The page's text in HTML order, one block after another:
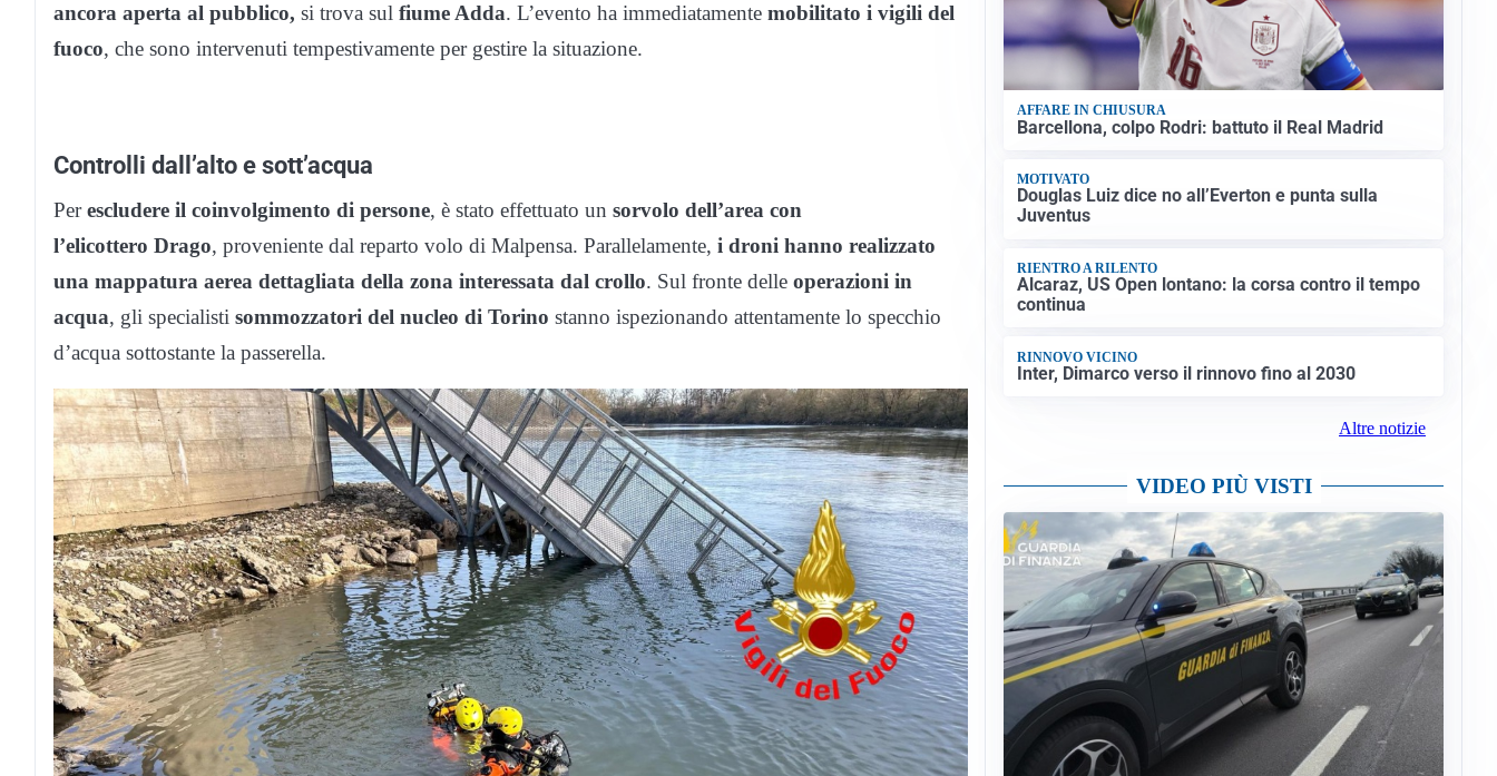
ancora aperta al pubblico, si trova sul fiume Adda. L’evento ha immediatamente mobilitato i vigili del
fuoco, che sono intervenuti tempestivamente per gestire la situazione.
Controlli dall’alto e sott’acqua
Perescludere il coinvolgimento di persone, è stato effettuato un sorvolo dell’area con
l’elicottero Drago, proveniente dal reparto volo di Malpensa. Parallelamente, i droni hanno realizzato
una mappatura aerea dettagliata della zona interessata dal crollo. Sul fronte delle operazioni in
acqua, gli specialisti sommozzatori del nucleo di Torino stanno ispezionando attentamente lo specchio
d’acqua sottostante la passerella.
AFFARE IN CHIUSURA
Barcellona, colpo Rodri: battuto il Real Madrid
MOTIVATO
Douglas Luiz dice no all’Everton e punta sulla
Juventus
RIENTRO A RILENTO
Alcaraz, US Open lontano: la corsa contro il tempo
continua
RINNOVO VICINO
Inter, Dimarco verso il rinnovo fino al 2030
Altre notizie
VIDEO PIÙ VISTI